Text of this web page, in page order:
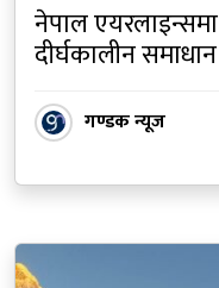
नेपाल
दीर्घकालीन
गण्डक न्यूज